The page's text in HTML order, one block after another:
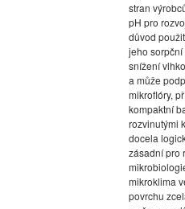
stran
pH pro
důvod
jeho sorpční
snížení
a může
mikroflóry,
kompaktní
rozvinutými
docela
zásadní pro
mikroklima
povrchu